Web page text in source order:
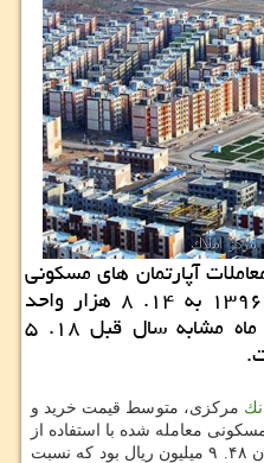
آپارتمان های مسكونی
شهر تهران در آبان ماه سال ۱۳۹۶ به ۱۴. ۸ هزار واحد
مسكونی رسید كه نسبت به ماه مشابه سال قبل ۱۸. ۵
مركزی، متوسط قیمت خرید و
معامله شده با استفاده از
بنگاه های معاملات ملكی شهر تهران ۴۸. ۹ میلیون ریال بود كه نسبت